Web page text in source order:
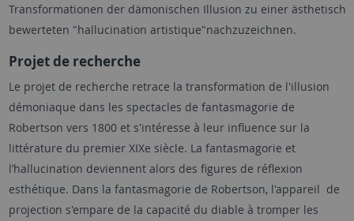
Transformationen der dämonischen Illusion zu einer ästhetisch
bewerteten "hallucination artistique"nachzuzeichnen.
Projet de recherche
Le projet de recherche retrace la transformation de l'illusion
démoniaque dans les spectacles de fantasmagorie de
Robertson vers 1800 et s'intéresse à leur influence sur la
littérature du premier XIXe siècle. La fantasmagorie et
l’hallucination deviennent alors des figures de réflexion
esthétique. Dans la fantasmagorie de Robertson, l'appareil de
projection s'empare de la capacité du diable à tromper les